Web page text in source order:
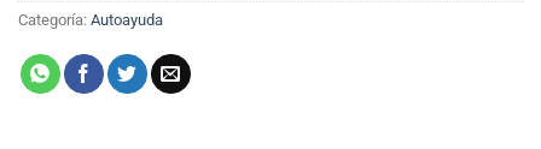
Categoría: Autoayuda